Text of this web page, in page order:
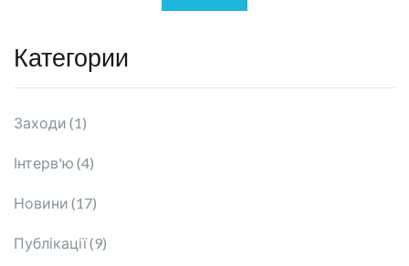
Категории
Заходи (1)
Інтерв'ю (4)
Новини (17)
Публікації (9)